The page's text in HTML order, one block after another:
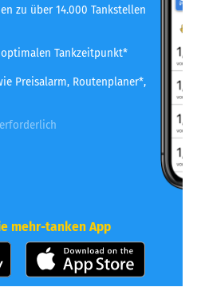
zu über 14.000 Tankstellen
Tankzeitpunkt*
Preisalarm, Routenplaner*,
mehr-tanken App